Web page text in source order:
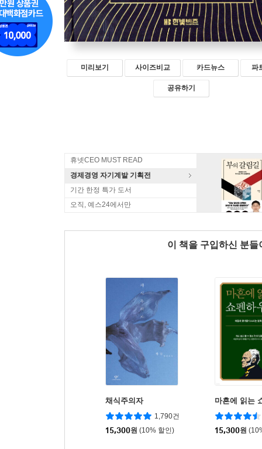
미리보기 사이즈비교 카드뉴스 파
공유하기
휴넷CEO MUST READ
경제경영 자기계발 기획전
기간 한정 특가 도서
오직, 예스24에서만
이 책을 구입하신 분
채식주의자
1,790건
15,300원 (10% 할인)
마흔에 읽는
15,300원